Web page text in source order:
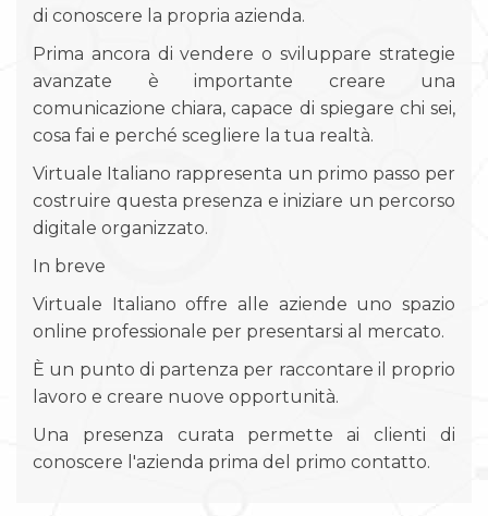
di conoscere la propria azienda.
Prima ancora di vendere o sviluppare strategie
avanzate è importante creare una
comunicazione chiara, capace di spiegare chi sei,
cosa fai e perché scegliere la tua realtà.
Virtuale Italiano rappresenta un primo passo per
costruire questa presenza e iniziare un percorso
digitale organizzato.
In breve
Virtuale Italiano offre alle aziende uno spazio
online professionale per presentarsi al mercato.
È un punto di partenza per raccontare il proprio
lavoro e creare nuove opportunità.
Una presenza curata permette ai clienti di
conoscere l'azienda prima del primo contatto.